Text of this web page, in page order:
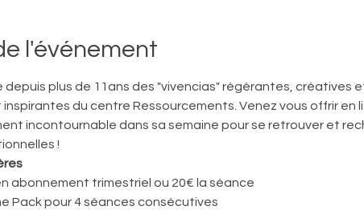
l'événement
depuis plus de 11ans des "vivencias" régérantes, créatives
inspirantes du centre Ressourcements. Venez vous offrir en
incontournable dans sa semaine pour se retrouver et
!
abonnement trimestriel ou 20€ la séance
Pack pour 4 séances consécutives